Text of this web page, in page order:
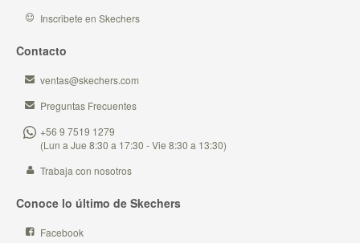
Inscribete en Skechers
Contacto
ventas@skechers.com
Preguntas Frecuentes
+56 9 7519 1279
(Lun a Jue 8:30 a 17:30 - Vie 8:30 a 13:30)
Trabaja con nosotros
Conoce lo último de Skechers
Facebook